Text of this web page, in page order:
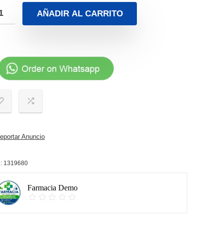
AÑADIR AL CARRITO
Anuncio
1319680
Farmacia Demo